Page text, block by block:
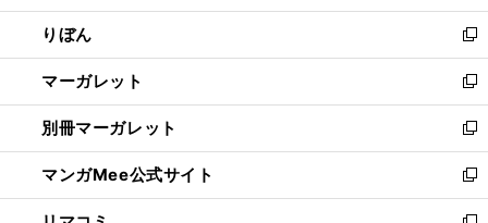
開
く
ウ
で
開
く
ン
ド
ウ
で
開
く
ウ
ィ
ン
ド
ウ
で
開
く
りぼん
新
し
い
ウ
ィ
ン
ド
ウ
マーガレット
新
し
い
ウ
ィ
ン
別冊マーガレット
新
し
い
ウ
マンガMee公式サイト
新
し